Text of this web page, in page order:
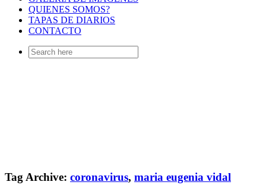
QUIENES SOMOS?
TAPAS DE DIARIOS
CONTACTO
Search
for:
Tag Archive: coronavirus, maria eugenia vidal